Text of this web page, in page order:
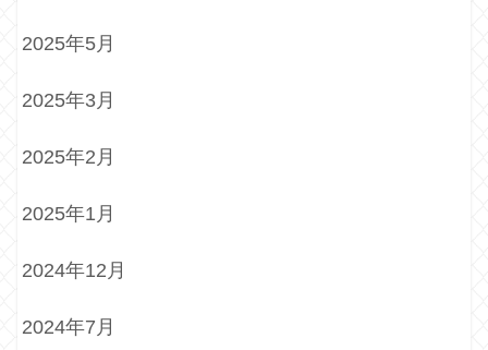
2025年5月
2025年3月
2025年2月
2025年1月
2024年12月
2024年7月